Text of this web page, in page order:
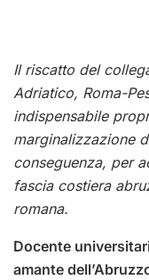
Il riscatto del
Adriatico, Roma-
indispensabile
marginalizzazione
conseguenza, per
fascia costiera
romana.
Docente
amante